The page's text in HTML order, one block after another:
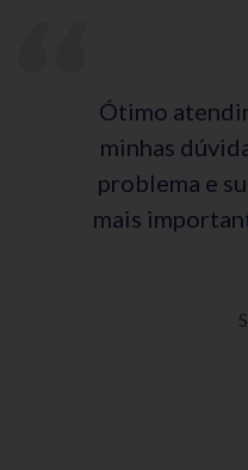
Ótimo
minhas
problema e
mais